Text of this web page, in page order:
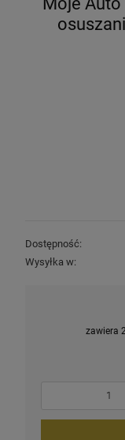
Dostępność:
Wysyłka w:
zawiera